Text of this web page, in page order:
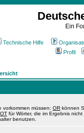
Ein
Technische Hilfe
Profil
vorkommen müssen; OR können
für Wörter, die im Ergebnis nicht
benutzen.